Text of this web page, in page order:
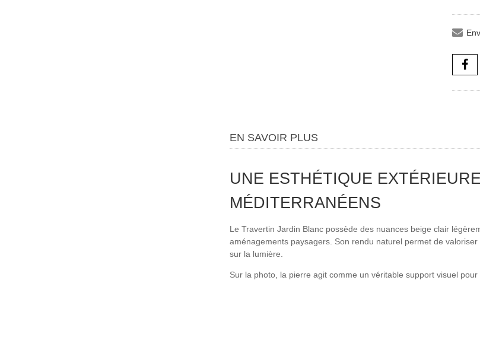
EN SAVOIR PLUS
UNE ESTHÉTIQUE
MÉDITERRANÉENS
Le Travertin Jardin Blanc possède des nuances beige clair
aménagements paysagers. Son rendu naturel permet de
sur la lumière.
Sur la photo, la pierre agit comme un véritable support visuel